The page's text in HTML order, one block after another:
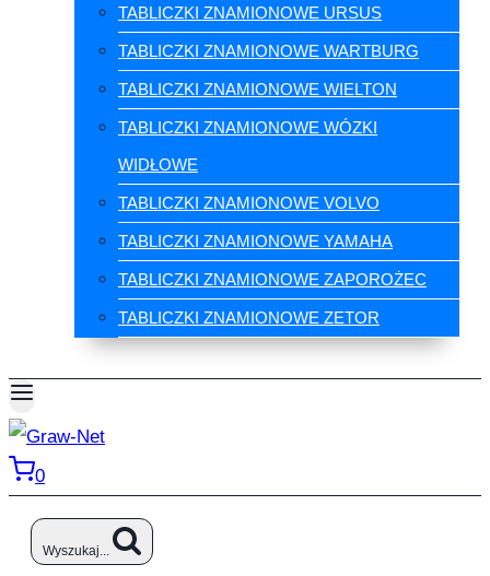
TABLICZKI ZNAMIONOWE URSUS
TABLICZKI ZNAMIONOWE WARTBURG
TABLICZKI ZNAMIONOWE WIELTON
TABLICZKI ZNAMIONOWE WÓZKI
WIDŁOWE
TABLICZKI ZNAMIONOWE VOLVO
TABLICZKI ZNAMIONOWE YAMAHA
TABLICZKI ZNAMIONOWE ZAPOROŻEC
TABLICZKI ZNAMIONOWE ZETOR
0
Wyszukaj...